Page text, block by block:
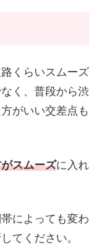
くらいスムーズ
く、普段から渋
がいい交差点も
スムーズに入れ
によっても変わ
てください。